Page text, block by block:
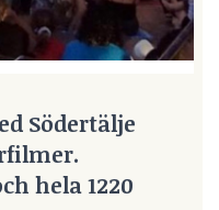
Södertälje
hela 1220